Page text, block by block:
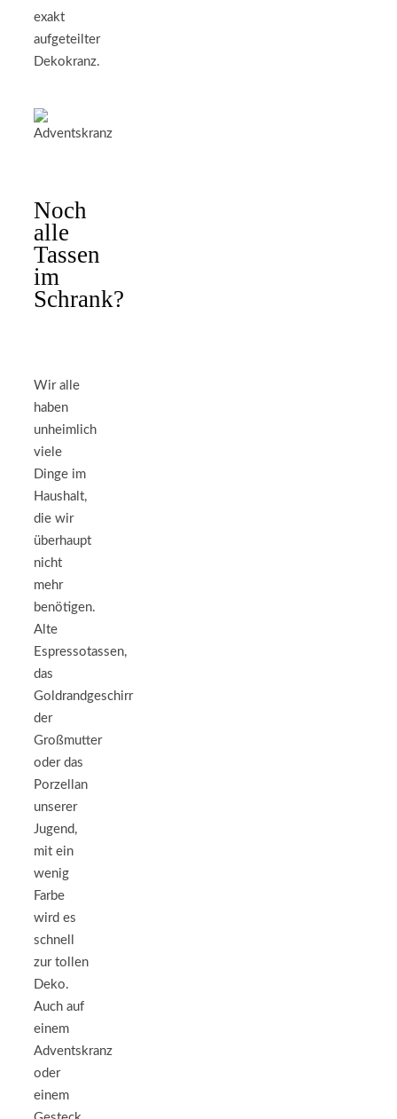
exakt
aufgeteilter
Dekokranz.
Noch
alle
Tassen
im
Schrank?
Wir alle
haben
unheimlich
viele
Dinge im
Haushalt,
die wir
überhaupt
nicht
mehr
benötigen.
Alte
Espressotassen,
das
Goldrandgeschirr
der
Großmutter
oder das
Porzellan
unserer
Jugend,
mit ein
wenig
Farbe
wird es
schnell
zur tollen
Deko.
Auch auf
einem
Adventskranz
oder
einem